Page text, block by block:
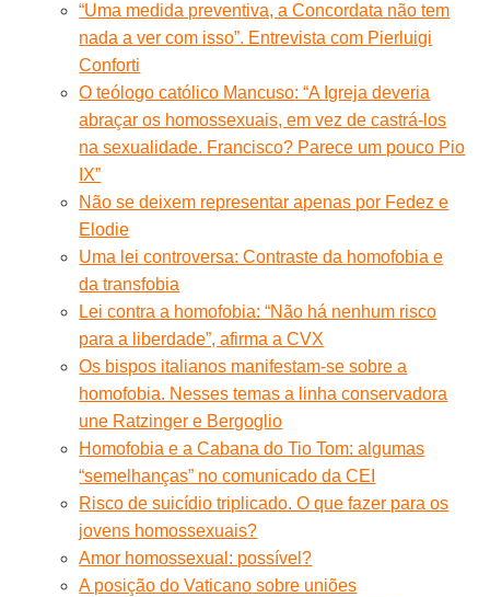
“Uma medida preventiva, a Concordata não tem
nada a ver com isso”. Entrevista com Pierluigi
Conforti
O teólogo católico Mancuso: “A Igreja deveria
abraçar os homossexuais, em vez de castrá-los
na sexualidade. Francisco? Parece um pouco Pio
IX”
Não se deixem representar apenas por Fedez e
Elodie
Uma lei controversa: Contraste da homofobia e
da transfobia
Lei contra a homofobia: “Não há nenhum risco
para a liberdade”, afirma a CVX
Os bispos italianos manifestam-se sobre a
homofobia. Nesses temas a linha conservadora
une Ratzinger e Bergoglio
Homofobia e a Cabana do Tio Tom: algumas
“semelhanças” no comunicado da CEI
Risco de suicídio triplicado. O que fazer para os
jovens homossexuais?
Amor homossexual: possível?
A posição do Vaticano sobre uniões